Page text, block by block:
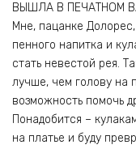
ВЫШЛА В ПЕЧАТНОМ
Мне, пацанке
пенного напитка и
стать невестой рея.
лучше, чем голову на
возможность помочь
Понадобится –
на платье и буду